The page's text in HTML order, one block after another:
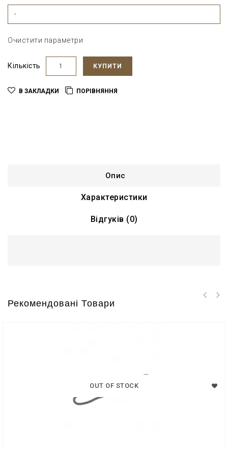
-
Очистити параметри
Кількість КУПИТИ
В ЗАКЛАДКИ ПОРІВНЯННЯ
Опис
Характеристики
Відгуків (0)
Рекомендовані Товари
OUT OF STOCK